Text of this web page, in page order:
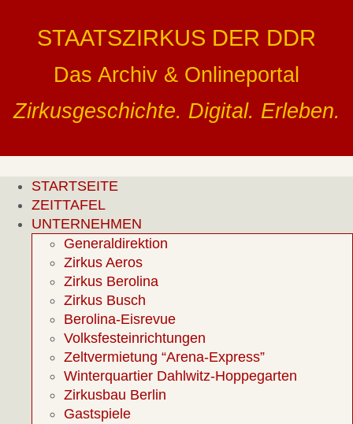
springenSTAATSZIRKUS DER DDR
Das Archiv & Onlineportal
Zirkusgeschichte. Digital. Erleben.
STARTSEITE
ZEITTAFEL
UNTERNEHMEN
Generaldirektion
Zirkus Aeros
Zirkus Berolina
Zirkus Busch
Berolina-Eisrevue
Volksfesteinrichtungen
Zeltvermietung “Arena-Express”
Winterquartier Dahlwitz-Hoppegarten
Zirkusbau Berlin
Gastspiele